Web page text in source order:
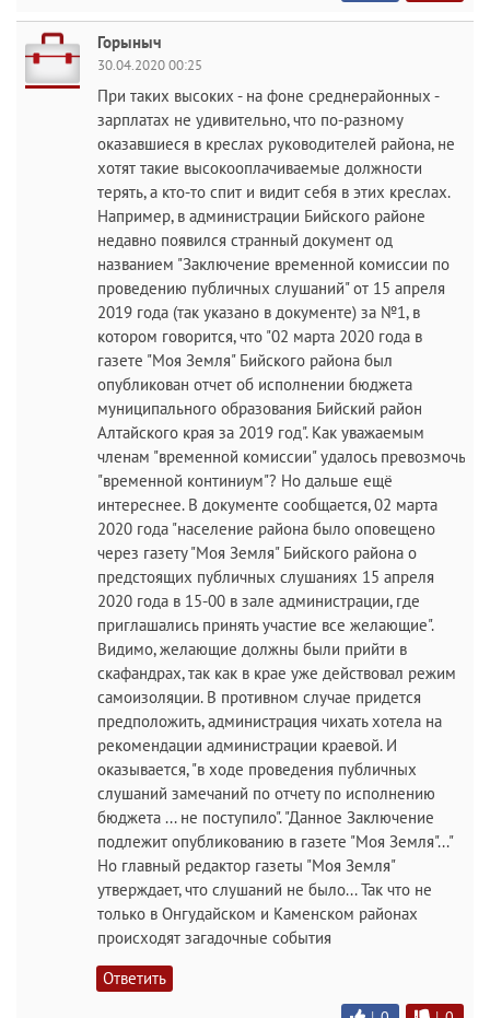
Горыныч
30.04.2020 00:25
При таких высоких - на фоне среднерайонных -
зарплатах не удивительно, что по-разному
оказавшиеся в креслах руководителей района, не
хотят такие высокооплачиваемые должности
терять, а кто-то спит и видит себя в этих креслах.
Например, в администрации Бийского районе
недавно появился странный документ од
названием "Заключение временной комиссии по
проведению публичных слушаний" от 15 апреля
2019 года (так указано в документе) за №1, в
котором говорится, что "02 марта 2020 года в
газете "Моя Земля" Бийского района был
опубликован отчет об исполнении бюджета
муниципального образования Бийский район
Алтайского края за 2019 год". Как уважаемым
членам "временной комиссии" удалось превозмочь
"временной континиум"? Но дальше ещё
интереснее. В документе сообщается, 02 марта
2020 года "население района было оповещено
через газету "Моя Земля" Бийского района о
предстоящих публичных слушаниях 15 апреля
2020 года в 15-00 в зале администрации, где
приглашались принять участие все желающие".
Видимо, желающие должны были прийти в
скафандрах, так как в крае уже действовал режим
самоизоляции. В противном случае придется
предположить, администрация чихать хотела на
рекомендации администрации краевой. И
оказывается, "в ходе проведения публичных
слушаний замечаний по отчету по исполнению
бюджета ... не поступило". "Данное Заключение
подлежит опубликованию в газете "Моя Земля"..."
Но главный редактор газеты "Моя Земля"
утверждает, что слушаний не было... Так что не
только в Онгудайском и Каменском районах
происходят загадочные события
Ответить